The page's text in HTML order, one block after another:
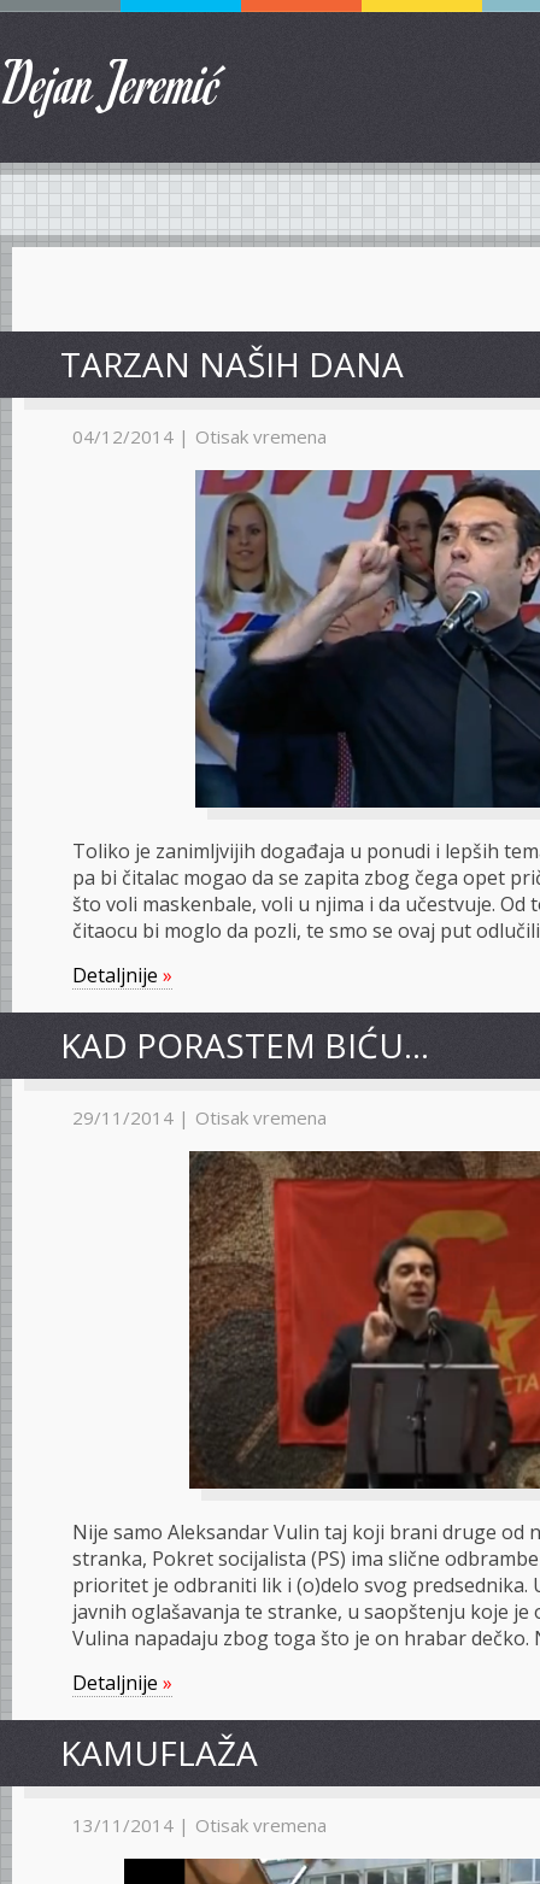
Dejan Jeremić
TARZAN NAŠIH DANA
04/12/2014 | Otisak vremena
Toliko je zanimljvijih događaja u ponudi i lepših
pa bi čitalac mogao da se zapita zbog čega opet
što voli maskenbale, voli u njima i da učestvuje. Od
čitaocu bi moglo da pozli, te smo se ovaj put
Detaljnije »
KAD PORASTEM BIĆU…
29/11/2014 | Otisak vremena
Nije samo Aleksandar Vulin taj koji brani druge od
stranka, Pokret socijalista (PS) ima slične
prioritet je odbraniti lik i (o)delo svog predsednika.
javnih oglašavanja te stranke, u saopštenju koje je
Vulina napadaju zbog toga što je on hrabar dečko.
Detaljnije »
KAMUFLAŽA
13/11/2014 | Otisak vremena